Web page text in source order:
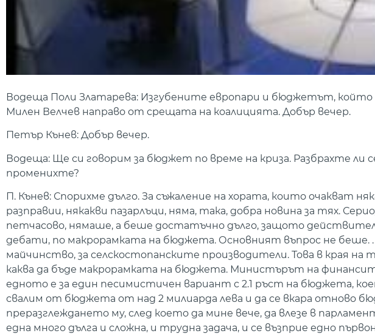
Водеща Поли Златарева: Изгубените европари и бюджетът, който
Милен Велчев направо от срещата на коалицията. Добър вечер.
Петър Кънев: Добър вечер.
Водеща: Ще си говорим за бюджет по време на криза. Разбрахте ли
променихте?
П. Кънев: Спорихме дълго. За съжаление на хората, които очакват
разправии, някакви пазарлъци, няма, така, добра новина за тях.
петчасово, нямаше, а беше достатъчно дълго, защото
дебати, по макрорамката на бюджета. Основният въпрос не беше. .
майчинство, за селскостопанските производители. Това в края
каква да бъде макрорамката на бюджета. Министърът на
едното е за един песимистичен вариант с 2.1 ръст на бюджета,
свалим от бюджета от над 2 милиарда лева и да се вкара отново
преразглеждането му, след което да мине вече, да влезе в
една много дълга и сложна, и трудна задача, и се възприе едно